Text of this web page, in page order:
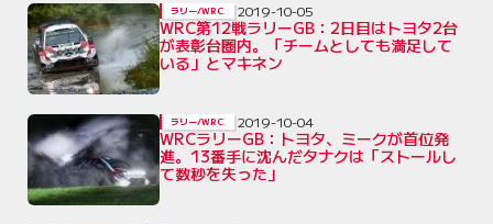
WRC第12戦ラリーGB：2日目はトヨタ2台
が表彰台圏内。「チームとしても満足して
いる」とマキネン
ラリー/WRC 2019-10-05
WRCラリーGB：トヨタ、ミークが首位発
進。13番手に沈んだタナクは「ストールし
て数秒を失った」
ラリー/WRC 2019-10-04